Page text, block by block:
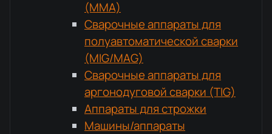
(MMA)
Сварочные аппараты для
полуавтоматической сварки
(MIG/MAG)
Сварочные аппараты для
аргонодуговой сварки (TIG)
Аппараты для строжки
Машины/аппараты